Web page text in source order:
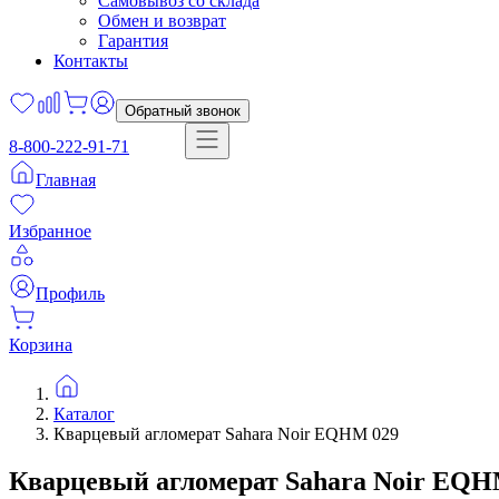
Обмен и возврат
Гарантия
Контакты
Обратный звонок
8-800-222-91-71
Главная
Избранное
Профиль
Корзина
Каталог
Кварцевый агломерат Sahara Noir EQHM 029
Кварцевый агломерат Sahara Noir